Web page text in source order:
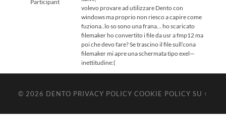
Participant
volevo provare ad utilizzare Dento con
windows ma proprio non riesco a capire come
fuziona..lo so sono una frana… ho scaricato
filemaker ho convertito i file da usr a fmp12 ma
poi che devo fare? Se trascino il file sull’cona
filemaker mi apre una schermata tipo exel—
inettitudine:(
© 2026 DENTO PRIVACY POLICY COOKIE POLICY SU ↑